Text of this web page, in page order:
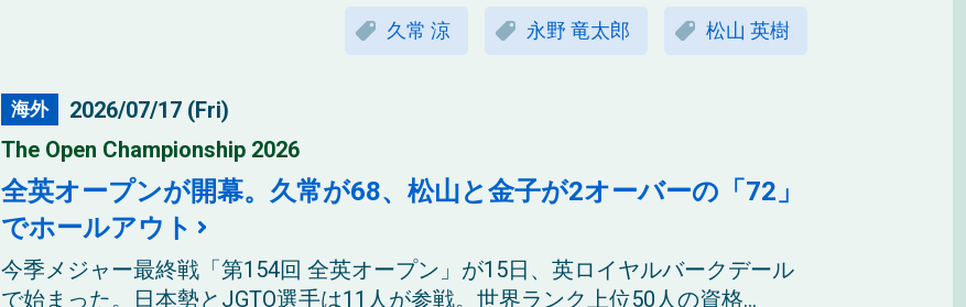
久常 涼 永野 竜太郎 松山 英樹
海外
2026/07/17 (Fri)
The Open Championship 2026
全英オープンが開幕。久常が68、松山と金子が2オーバーの「72」
でホールアウト
今季メジャー最終戦「第154回 全英オープン」が15日、英ロイヤルバークデール
で始まった。日本勢とJGTO選手は11人が参戦。世界ランク上位50人の資格...